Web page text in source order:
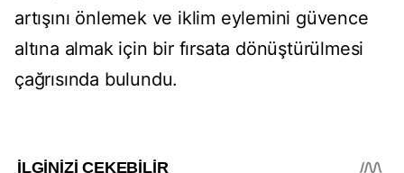
artışını önlemek ve iklim eylemini güvence
altına almak için bir fırsata dönüştürülmesi
çağrısında bulundu.